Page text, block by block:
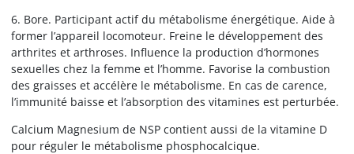
6. Bore. Participant actif du métabolisme énergétique. Aide à
former l’appareil locomoteur. Freine le développement des
arthrites et arthroses. Influence la production d’hormones
sexuelles chez la femme et l’homme. Favorise la combustion
des graisses et accélère le métabolisme. En cas de carence,
l’immunité baisse et l’absorption des vitamines est perturbée.
Calcium Magnesium de NSP contient aussi de la vitamine D
pour réguler le métabolisme phosphocalcique.